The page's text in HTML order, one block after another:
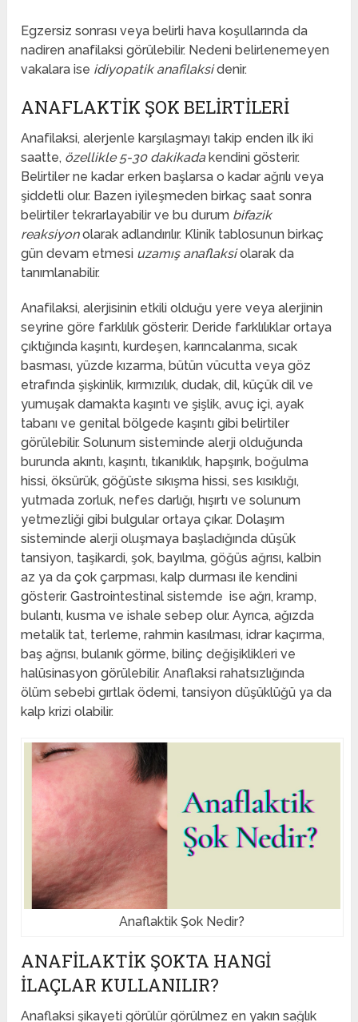
Egzersiz sonrası veya belirli hava koşullarında da
nadiren anafilaksi görülebilir. Nedeni belirlenemeyen
vakalara ise idiyopatik anafilaksidenir.
ANAFLAKTIK ŞOK BELIRTILERI
Anafilaksi, alerjenle karşılaşmayı takip enden ilk iki
saatte, özellikle 5-30 dakikadakendini gösterir.
Belirtiler ne kadar erken başlarsa o kadar ağrılı veya
şiddetli olur. Bazen iyileşmeden birkaç saat sonra
belirtiler tekrarlayabilir ve bu durum bifazik
reaksiyonolarak adlandırılır. Klinik tablosunun birkaç
gün devam etmesi uzamış anaflaksiolarak da
tanımlanabilir.
Anafilaksi, alerjisinin etkili olduğu yere veya alerjinin
seyrine göre farklılık gösterir. Deride farklılıklar ortaya
çıktığında kaşıntı, kurdeşen, karıncalanma, sıcak
basması, yüzde kızarma, bütün vücutta veya göz
etrafında şişkinlik, kırmızılık, dudak, dil, küçük dil ve
yumuşak damakta kaşıntı ve şişlik, avuç içi, ayak
tabanı ve genital bölgede kaşıntı gibi belirtiler
görülebilir. Solunum sisteminde alerji olduğunda
burunda akıntı, kaşıntı, tıkanıklık, hapşırık, boğulma
hissi, öksürük, göğüste sıkışma hissi, ses kısıklığı,
yutmada zorluk, nefes darlığı, hışırtı ve solunum
yetmezliği gibi bulgular ortaya çıkar. Dolaşım
sisteminde alerji oluşmaya başladığında düşük
tansiyon, taşikardi, şok, bayılma, göğüs ağrısı, kalbin
az ya da çok çarpması, kalp durması ile kendini
gösterir. Gastrointestinal sistemde ise ağrı, kramp,
bulantı, kusma ve ishale sebep olur. Ayrıca, ağızda
metalik tat, terleme, rahmin kasılması, idrar kaçırma,
baş ağrısı, bulanık görme, bilinç değişiklikleri ve
halüsinasyon görülebilir. Anaflaksi rahatsızlığında
ölüm sebebi gırtlak ödemi, tansiyon düşüklüğü ya da
kalp krizi olabilir.
Anaflaktik Şok Nedir?
ANAFILAKTIK ŞOKTA HANGI
İLAÇLAR KULLANILIR?
Anaflaksi şikayeti görülür görülmez en yakın sağlık